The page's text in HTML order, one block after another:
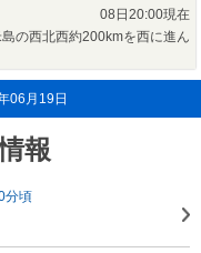
08日20:00現在
の西北西約200kmを西に進ん
06月19日
報
分頃